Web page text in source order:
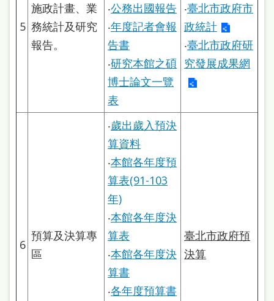
問
5
施政計畫、業
務統計及研究
報告。
‧公務出國報告
‧年度記者會報
告書
‧研究本館之碩
博士論文一覽
表
‧臺北市政府市
政統計
‧臺北市政府研
究發展成果網
6
預算及決算專
區
‧歲出歲入預決
算資料
‧本館各年度預
算表(91-103
年)
‧本館各年度決
算表
‧本館各年度決
算書
‧各年度預算書
臺北市政府預
決算